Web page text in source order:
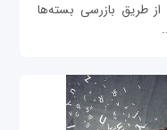
طریق بازرسی بسته‌ها